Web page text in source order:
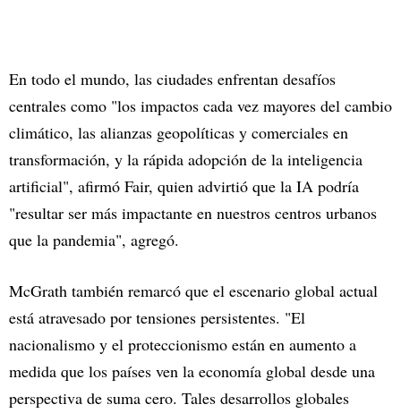
En todo el mundo, las ciudades enfrentan desafíos
centrales como "los impactos cada vez mayores del cambio
climático, las alianzas geopolíticas y comerciales en
transformación, y la rápida adopción de la inteligencia
artificial", afirmó Fair, quien advirtió que la IA podría
"resultar ser más impactante en nuestros centros urbanos
que la pandemia", agregó.
McGrath también remarcó que el escenario global actual
está atravesado por tensiones persistentes. "El
nacionalismo y el proteccionismo están en aumento a
medida que los países ven la economía global desde una
perspectiva de suma cero. Tales desarrollos globales